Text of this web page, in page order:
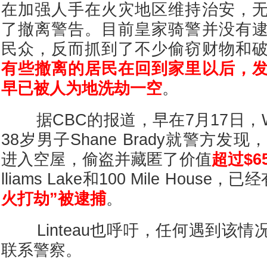
在加强人手在火灾地区维持治安，
了撤离警告。目前皇家骑警并没有
民众，反而抓到了不少偷窃财物和
有些撤离的居民在回到家里以后，
早已被人为地洗劫一空。
据CBC的报道，早在7月17日，
38岁男子Shane Brady就警方发现
进入空屋，偷盗并藏匿了价值超过
lliams Lake和100 Mile House，已经
火打劫”被逮捕。
Linteau也呼吁，任何遇到该情
联系警察。